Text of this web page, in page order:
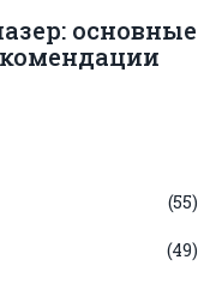
основные
(55)
(49)